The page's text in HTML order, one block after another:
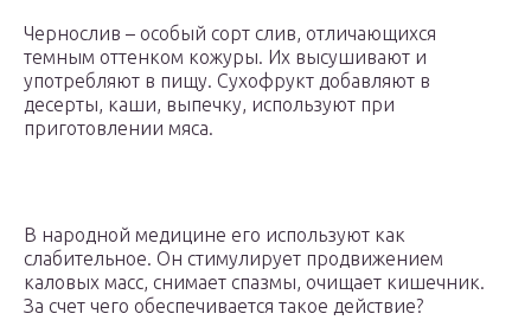
Чернослив – особый сорт слив, отличающихся
темным оттенком кожуры. Их высушивают и
употребляют в пищу. Сухофрукт добавляют в
десерты, каши, выпечку, используют при
приготовлении мяса.
В народной медицине его используют как
слабительное. Он стимулирует продвижением
каловых масс, снимает спазмы, очищает кишечник.
За счет чего обеспечивается такое действие?